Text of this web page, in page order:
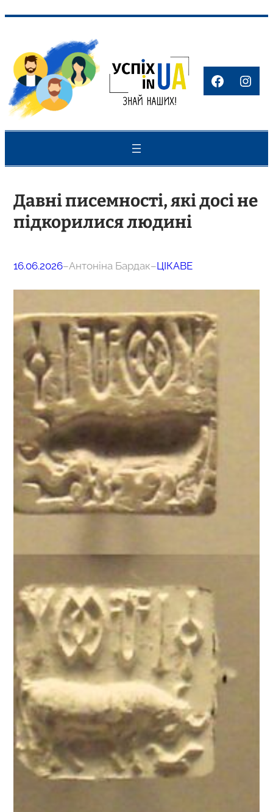
вмісту
Давні писемності, які досі не
підкорилися людині
16.06.2026–Антоніна Бардак–ЦІКАВЕ